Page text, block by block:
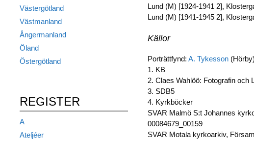
Lund (M) [1924-1941 2],
Lund (M) [1941-1945 2],
Källor
Porträttfynd: A. Tykesson
1. KB
2. Claes Wahlöö: Fotografin och
3. SDB5
4. Kyrkböcker
SVAR Malmö S:t Johannes
00084679_00159
SVAR Motala kyrkoarkiv,
Västergötland
Västmanland
Ångermanland
Öland
Östergötland
REGISTER
A
Ateljéer